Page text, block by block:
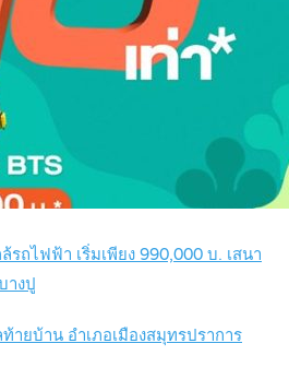
ถไฟฟ้า เริ่มเพียง 990,000 บ. เสนา
างปู
ายบ้าน อำเภอเมืองสมุทรปราการ